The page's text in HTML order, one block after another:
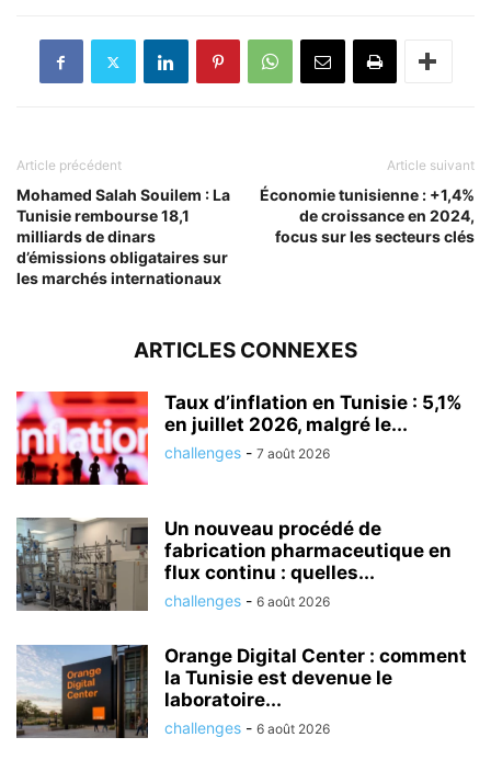
Article précédent
Mohamed Salah Souilem : La
Tunisie rembourse 18,1
milliards de dinars
d’émissions obligataires sur
les marchés internationaux
Article suivant
Économie tunisienne : +1,4%
de croissance en 2024,
focus sur les secteurs clés
ARTICLES CONNEXES
Taux d’inflation en Tunisie : 5,1%
en juillet 2026, malgré le...
challenges - 7 août 2026
Un nouveau procédé de
fabrication pharmaceutique en
flux continu : quelles...
challenges - 6 août 2026
Orange Digital Center : comment
la Tunisie est devenue le
laboratoire...
challenges - 6 août 2026